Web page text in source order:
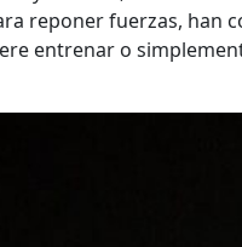
reponer fuerzas, han
entrenar o